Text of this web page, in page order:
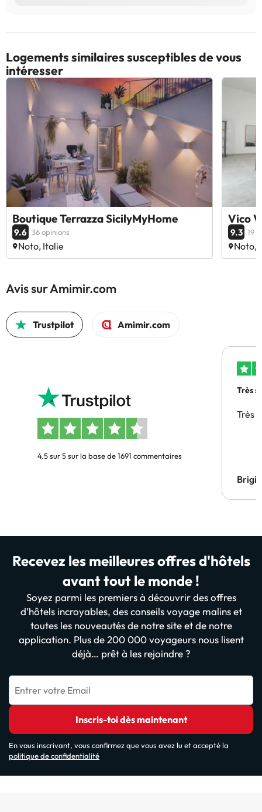
Logements similaires susceptibles de vous
intéresser
Boutique Terrazza SicilyMyHome
9.6 36 opinions
Noto, Italie
Vico
9.3 19
Noto,
Avis sur Amimir.com
Trustpilot Amimir.com
4.5 sur 5 sur la base de 1691 commentaires
Très
Très
Recevez les meilleures offres d'hôtels
avant tout le monde !
Soyez parmi les premiers à découvrir des offres
d’hôtels incroyables, des conseils voyage malins et
toutes les nouveautés de notre site et de notre
application. Plus de 200 000 voyageurs nous lisent
déjà… prêt à les rejoindre ?
Entrer votre Email
Inscris-toi dès maintenant
En vous inscrivant, vous confirmez que vous avez lu et accepté la
politique de confidentialité